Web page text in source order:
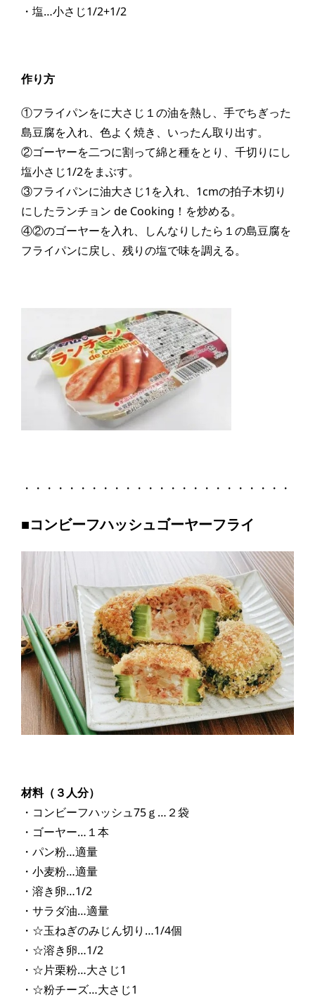
・塩…小さじ1/2+1/2
作り方
①フライパンをに大さじ１の油を熱し、手でちぎった
島豆腐を入れ、色よく焼き、いったん取り出す。
②ゴーヤーを二つに割って綿と種をとり、千切りにし
塩小さじ1/2をまぶす。
③フライパンに油大さじ1を入れ、1cmの拍子木切り
にしたランチョン de Cooking！を炒める。
④②のゴーヤーを入れ、しんなりしたら１の島豆腐を
フライパンに戻し、残りの塩で味を調える。
・・・・・・・・・・・・・・・・・・・・・・・・
■コンビーフハッシュゴーヤーフライ
材料（３人分）
・コンビーフハッシュ75ｇ…２袋
・ゴーヤー…１本
・パン粉…適量
・小麦粉…適量
・溶き卵…1/2
・サラダ油…適量
・☆玉ねぎのみじん切り…1/4個
・☆溶き卵…1/2
・☆片栗粉…大さじ1
・☆粉チーズ…大さじ1